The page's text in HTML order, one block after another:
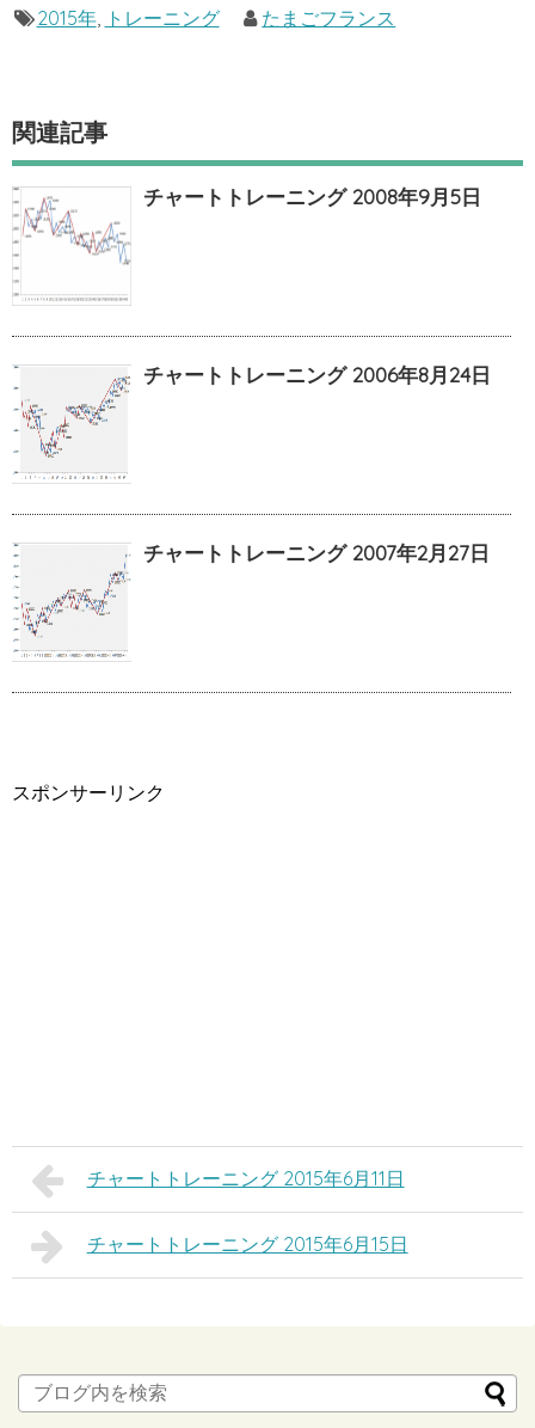
2015年, トレーニング たまごフランス
関連記事
チャートトレーニング 2008年9月5日
チャートトレーニング 2006年8月24日
チャートトレーニング 2007年2月27日
スポンサーリンク
チャートトレーニング 2015年6月11日
チャートトレーニング 2015年6月15日